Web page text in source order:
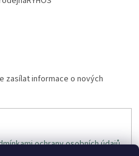
zasílat informace o nových
ochrany osobních údajů